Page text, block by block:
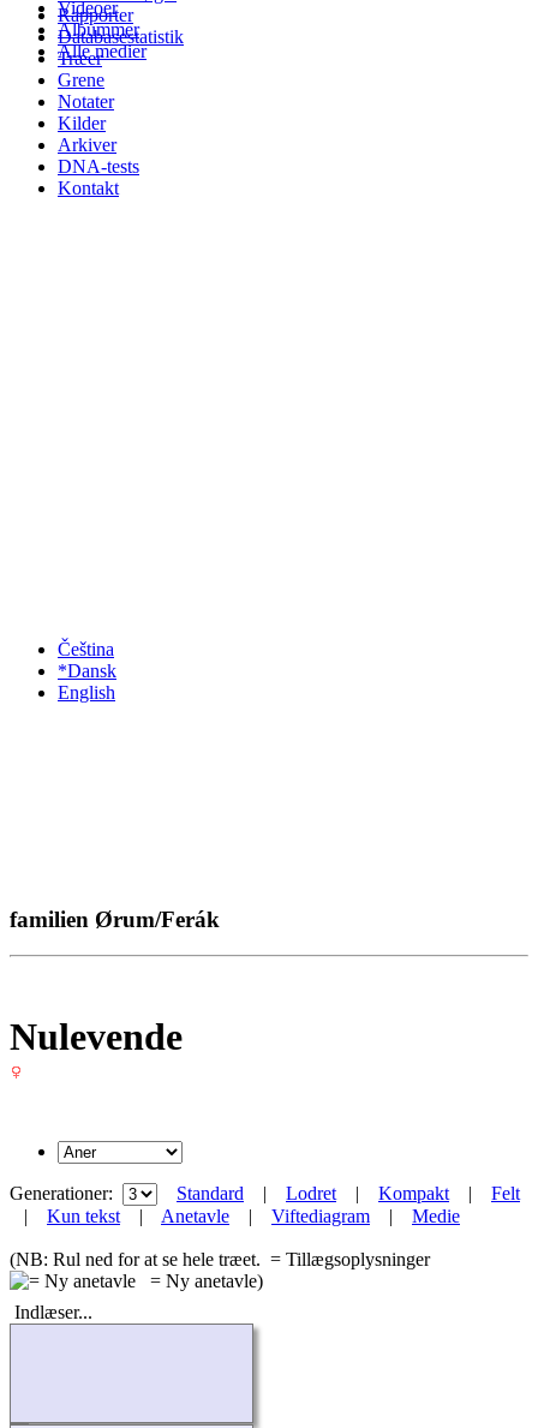
Videoer
Albummer
Alle medier
Rapporter
Databasestatistik
Træer
Grene
Notater
Kilder
Arkiver
DNA-tests
Kontakt
Čeština
*Dansk
English
familien Ørum/Ferák
Nulevende
Generationer: Standard | Lodret | Kompakt | Felt
| Kun tekst | Anetavle | Viftediagram | Medie
(NB: Rul ned for at se hele træet. = Tillægsoplysninger
= Ny anetavle)
Indlæser...